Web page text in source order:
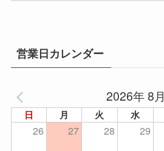
営業日カレンダー
2026年 8月
日 月 火 水
26 27 28 29